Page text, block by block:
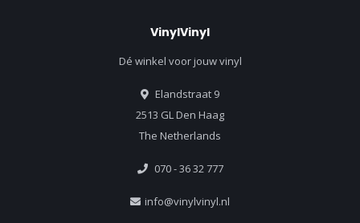
VinylVinyl
Dé winkel voor jouw vinyl
Elandstraat 9
2513 GL Den Haag
The Netherlands
070 - 36 32 777
info@vinylvinyl.nl